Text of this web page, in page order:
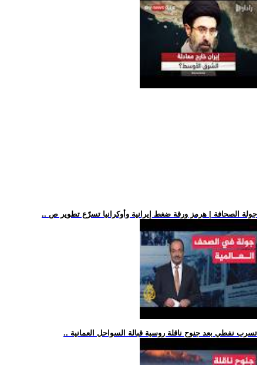
.. جولة الصحافة | هرمز ورقة ضغط إيرانية وأوكرانيا تسرّع تطوير ص
.. تسرب نفطي بعد جنوح ناقلة روسية قبالة السواحل العمانية